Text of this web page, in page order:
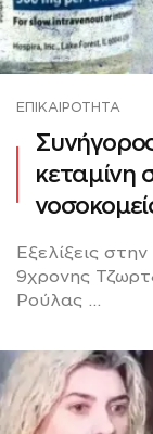
ΕΠΙΚΑΙΡΌΤΗΤΑ
κεταμίνη
Εξελίξεις
9χρονης
Ρούλας ...